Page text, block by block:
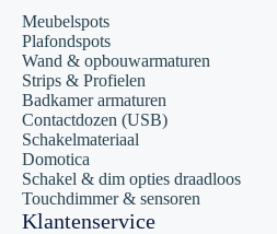
Meubelspots
Plafondspots
Wand & opbouwarmaturen
Strips & Profielen
Badkamer armaturen
Contactdozen (USB)
Schakelmateriaal
Domotica
Schakel & dim opties draadloos
Touchdimmer & sensoren
Klantenservice